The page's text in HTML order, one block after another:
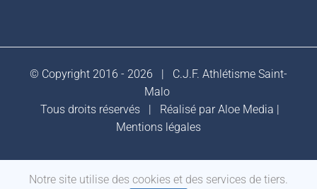
© Copyright 2016 - 2026 | C.J.F. Athlétisme Saint-
Malo
Tous droits réservés | Réalisé parAloe Media |
Mentions légales
Facebook
Notre site utilise des cookies et des services de tiers.